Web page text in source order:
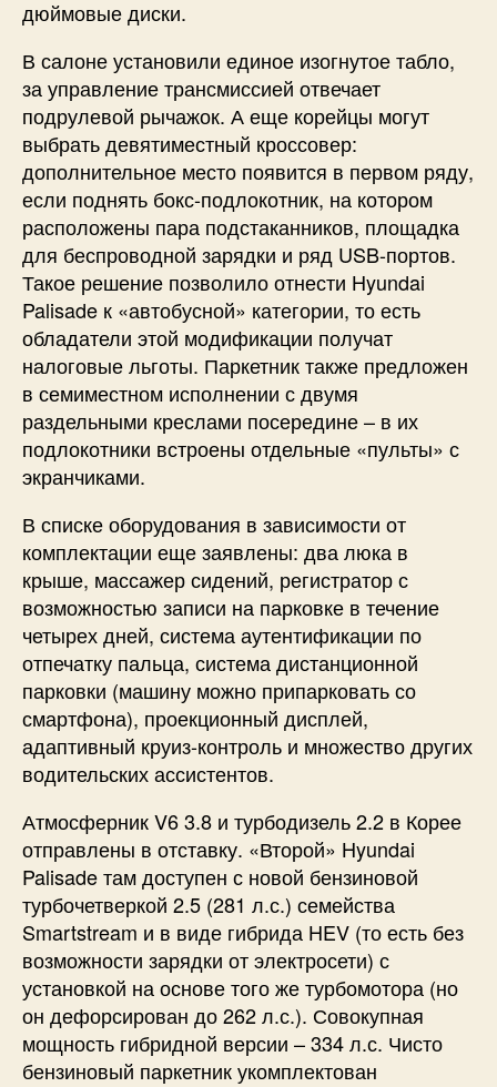
дюймовые диски.
В салоне установили единое изогнутое табло,
за управление трансмиссией отвечает
подрулевой рычажок. А еще корейцы могут
выбрать девятиместный кроссовер:
дополнительное место появится в первом ряду,
если поднять бокс-подлокотник, на котором
расположены пара подстаканников, площадка
для беспроводной зарядки и ряд USB-портов.
Такое решение позволило отнести Hyundai
Palisade к «автобусной» категории, то есть
обладатели этой модификации получат
налоговые льготы. Паркетник также предложен
в семиместном исполнении с двумя
раздельными креслами посередине – в их
подлокотники встроены отдельные «пульты» с
экранчиками.
В списке оборудования в зависимости от
комплектации еще заявлены: два люка в
крыше, массажер сидений, регистратор с
возможностью записи на парковке в течение
четырех дней, система аутентификации по
отпечатку пальца, система дистанционной
парковки (машину можно припарковать со
смартфона), проекционный дисплей,
адаптивный круиз-контроль и множество других
водительских ассистентов.
Атмосферник V6 3.8 и турбодизель 2.2 в Корее
отправлены в отставку. «Второй» Hyundai
Palisade там доступен с новой бензиновой
турбочетверкой 2.5 (281 л.с.) семейства
Smartstream и в виде гибрида HEV (то есть без
возможности зарядки от электросети) с
установкой на основе того же турбомотора (но
он дефорсирован до 262 л.с.). Совокупная
мощность гибридной версии – 334 л.с. Чисто
бензиновый паркетник укомплектован